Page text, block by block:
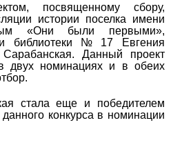
посвященному сбору,
истории поселка имени
«Они были первыми»,
библиотеки № 17 Евгения
Данный проект
двух номинациях и в обеих
стала еще и победителем
данного конкурса в номинации